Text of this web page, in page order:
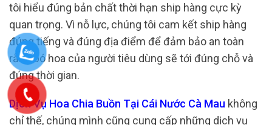
tôi hiểu đúng bản chất thời hạn ship hàng cực kỳ
quan trọng. Vì nỗ lực, chúng tôi cam kết ship hàng
đúng tiếng và đúng địa điểm để đảm bảo an toàn
rằng bó hoa của người tiêu dùng sẽ tới đúng chỗ và
đúng thời gian.
Dịch Vụ Hoa Chia Buồn Tại Cái Nước Cà Mau không
chỉ thế, chúng mình cũng cung cấp những dịch vụ